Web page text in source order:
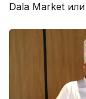
Dala Market